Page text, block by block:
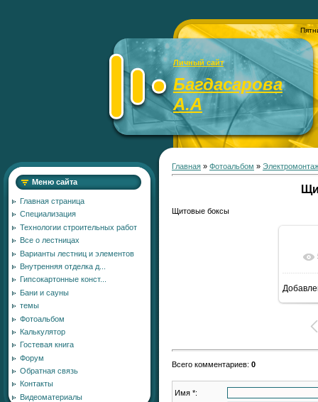
Личный сайт
Багдасарова
А.А
Меню сайта
Главная страница
Специализация
Технологии строительных работ
Все о лестницах
Варианты лестниц и элементов
Внутренняя отделка д...
Гипсокартонные конст...
Бани и сауны
темы
Фотоальбом
Калькулятор
Гостевая книга
Форум
Обратная связь
Контакты
Видеоматериалы
Главная » Фотоальбом »
Щитовые боксы
Всего комментариев: 0
Имя *: